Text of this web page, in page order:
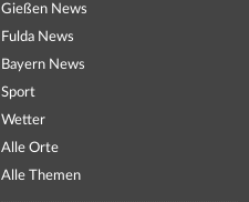
Gießen News
Fulda News
Bayern News
Sport
Wetter
Alle Orte
Alle Themen